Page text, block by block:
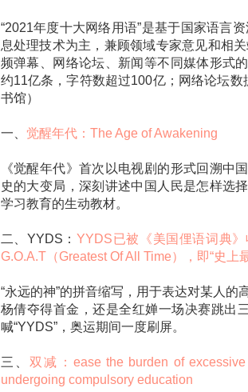
“2021年度十大网络用语”是基于国家语言
息处理技术为主，兼顾领域专家意见和相
频弹幕、网络论坛、新闻等不同媒体形式
约11亿条，字符数超过100亿；网络论坛
书馆）
一、 觉醒年代：The Age of Awakening
《觉醒年代》首次以电视剧的形式回溯中
史的大变局，深刻讲述中国人民是怎样选
学习教育的生动教材。
二、YYDS：YYDS已被《美国俚语词典
G.O.A.T（Greatest Of All Time），即“史上
“永远的神”的拼音缩写，用于表达对某人
杨倩夺得首金，还是全红婵一场决赛跳出
喊“YYDS”，奥运期间一度刷屏。
三、 双减：ease the burden of
undergoing compulsory education